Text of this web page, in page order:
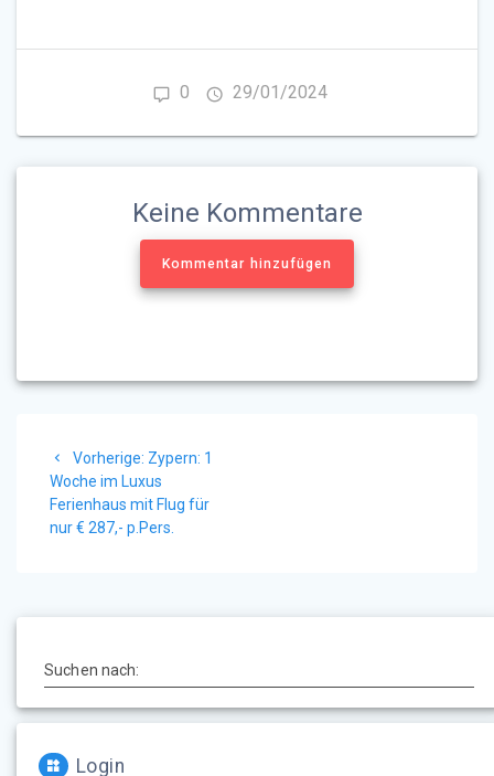
0 29/01/2024
Keine Kommentare
Kommentar hinzufügen
Vorherige: Vorheriger
Beitrag:
Zypern: 1
Woche im Luxus
Ferienhaus mit Flug für
nur € 287,- p.Pers.
Suchen nach:
Login